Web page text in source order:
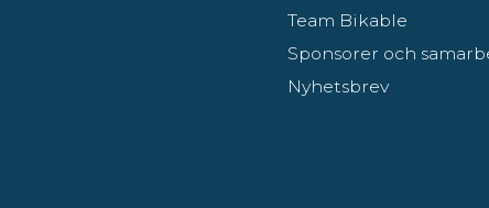
Team Bikable
Sponsorer och
Nyhetsbrev